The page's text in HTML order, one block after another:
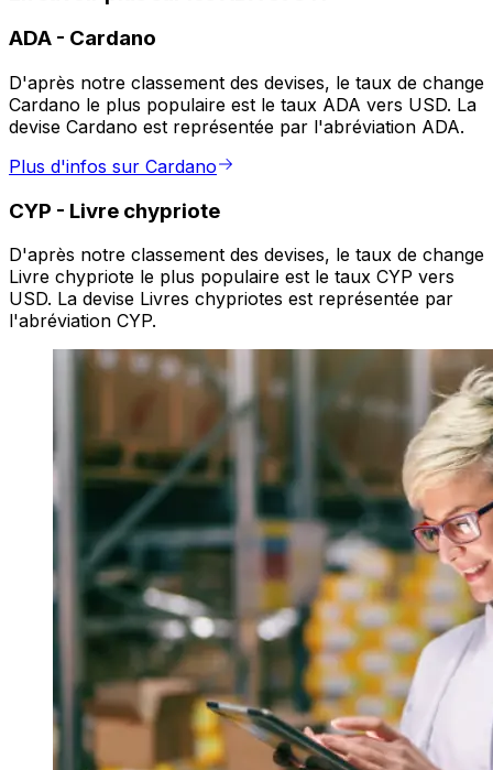
ADA - Cardano
D'après notre classement des devises, le taux de change
Cardano le plus populaire est le taux ADA vers USD. La
devise Cardano est représentée par l'abréviation ADA.
Plus d'infos sur Cardano
CYP - Livre chypriote
D'après notre classement des devises, le taux de change
Livre chypriote le plus populaire est le taux CYP vers
USD. La devise Livres chypriotes est représentée par
l'abréviation CYP.